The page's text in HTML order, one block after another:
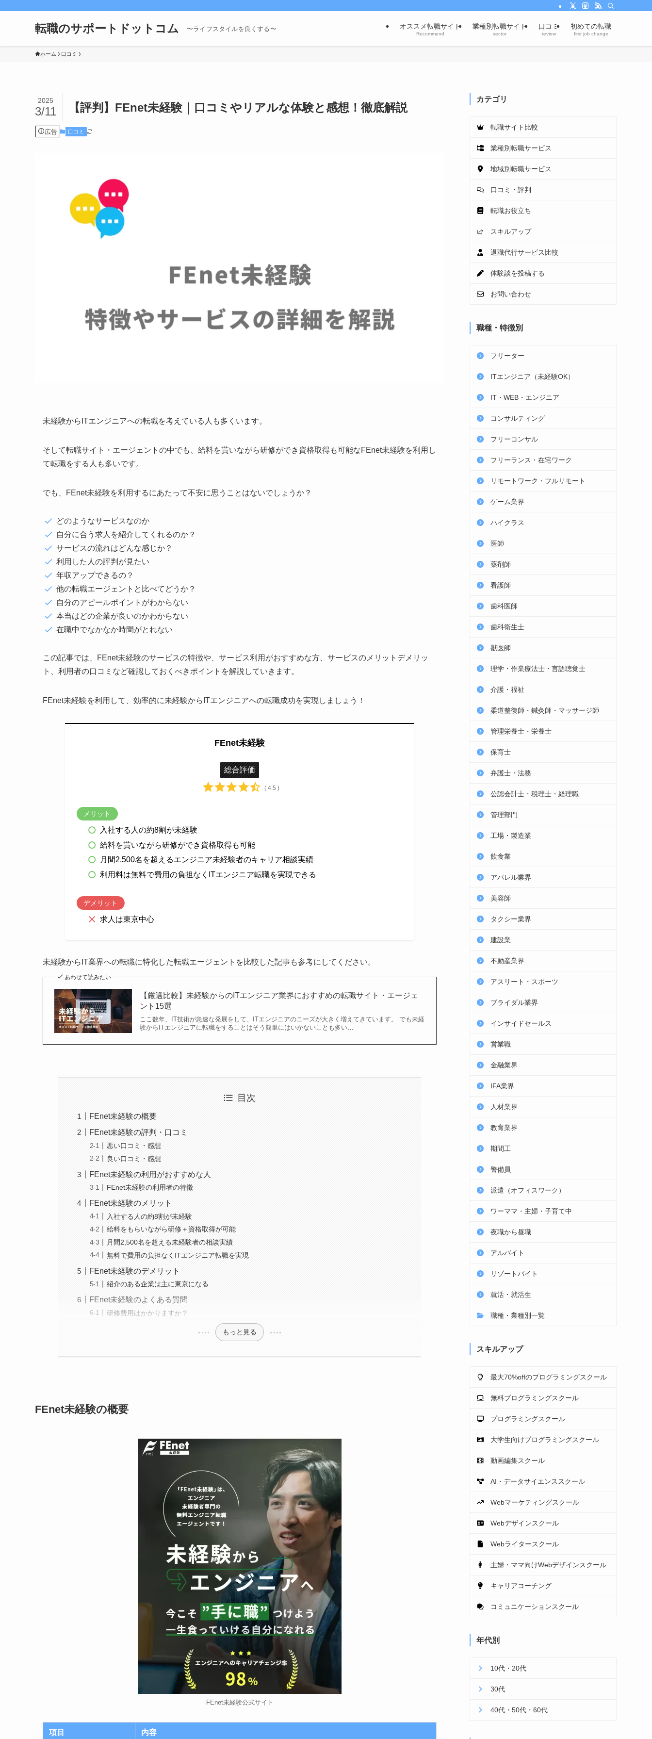
転職のサポートドットコム 〜ライフスタイルを良くする〜 オススメ転職サイト
Recommend
業種別転職サイト
sector
口コミ
review
初めての転職
first job change
ホーム 口コミ
【評判】FEnet未経験｜口コミやリアルな体験と感想！徹底解説
2025
3/11
広告 口コミ
未経験からITエンジニアへの転職を考えている人も多くいます。
そして転職サイト・エージェントの中でも、給料を貰いながら研修ができ資格取得も可能なFEnet未経験を利用し
て転職をする人も多いです。
でも、FEnet未経験を利用するにあたって不安に思うことはないでしょうか？
どのようなサービスなのか
自分に合う求人を紹介してくれるのか？
サービスの流れはどんな感じか？
利用した人の評判が見たい
年収アップできるの？
他の転職エージェントと比べてどうか？
自分のアピールポイントがわからない
本当はどの企業が良いのかわからない
在職中でなかなか時間がとれない
この記事では、FEnet未経験のサービスの特徴や、サービス利用がおすすめな方、サービスのメリットデメリッ
ト、利用者の口コミなど確認しておくべきポイントを解説していきます。
FEnet未経験を利用して、効率的に未経験からITエンジニアへの転職成功を実現しましょう！
FEnet未経験
総合評価
( 4.5 )
メリット
入社する人の約8割が未経験
給料を貰いながら研修ができ資格取得も可能
月間2,500名を超えるエンジニア未経験者のキャリア相談実績
利用料は無料で費用の負担なくITエンジニア転職を実現できる
デメリット
求人は東京中心
未経験からIT業界への転職に特化した転職エージェントを比較した記事も参考にしてください。
あわせて読みたい
【厳選比較】未経験からのITエンジニア業界におすすめの転職サイト・エージェ
ント15選
ここ数年、IT技術が急速な発展をして、ITエンジニアのニーズが大きく増えてきています。 でも未経
験からITエンジニアに転職をすることはそう簡単にはいかないことも多い…
目次
FEnet未経験の概要
FEnet未経験の評判・口コミ
悪い口コミ・感想
良い口コミ・感想
FEnet未経験の利用がおすすめな人
FEnet未経験の利用者の特徴
FEnet未経験のメリット
入社する人の約8割が未経験
給料をもらいながら研修＋資格取得が可能
月間2,500名を超える未経験者の相談実績
無料で費用の負担なくITエンジニア転職を実現
FEnet未経験のデメリット
紹介のある企業は主に東京になる
FEnet未経験のよくある質問
研修費用はかかりますか？
もっと見る
FEnet未経験の概要
FEnet未経験公式サイト
項目 内容
カテゴリ
転職サイト比較
業種別転職サービス
地域別転職サービス
口コミ・評判
転職お役立ち
スキルアップ
退職代行サービス比較
体験談を投稿する
お問い合わせ
職種・特徴別
フリーター
ITエンジニア（未経験OK）
IT・WEB・エンジニア
コンサルティング
フリーコンサル
フリーランス・在宅ワーク
リモートワーク・フルリモート
ゲーム業界
ハイクラス
医師
薬剤師
看護師
歯科医師
歯科衛生士
獣医師
理学・作業療法士・言語聴覚士
介護・福祉
柔道整復師・鍼灸師・マッサージ師
管理栄養士・栄養士
保育士
弁護士・法務
公認会計士・税理士・経理職
管理部門
工場・製造業
飲食業
アパレル業界
美容師
タクシー業界
建設業
不動産業界
アスリート・スポーツ
ブライダル業界
インサイドセールス
営業職
金融業界
IFA業界
人材業界
教育業界
期間工
警備員
派遣（オフィスワーク）
ワーママ・主婦・子育て中
夜職から昼職
アルバイト
リゾートバイト
就活・就活生
職種・業種別一覧
スキルアップ
最大70%offのプログラミングスクール
無料プログラミングスクール
プログラミングスクール
大学生向けプログラミングスクール
動画編集スクール
AI・データサイエンススクール
Webマーケティングスクール
Webデザインスクール
Webライタースクール
主婦・ママ向けWebデザインスクール
キャリアコーチング
コミュニケーションスクール
年代別
10代・20代
30代
40代・50代・60代